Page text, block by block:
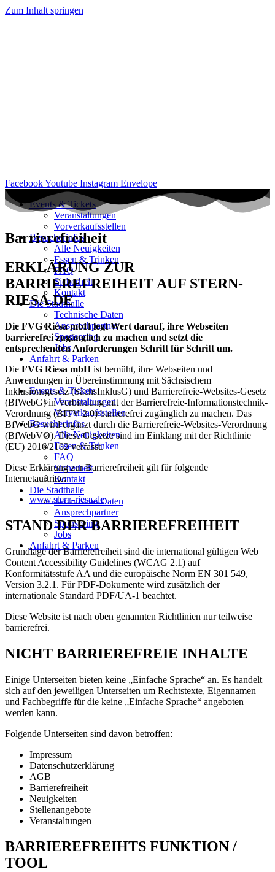
Zum Inhalt springen
Events & Tickets
Veranstaltungen
Vorverkaufsstellen
Besucherinfos
Alle Neuigkeiten
Essen & Trinken
FAQ
Sicherheit
Kontakt
Die Stadthalle
Technische Daten
Ansprechpartner
Sponsoring
Jobs
Anfahrt & Parken
Events & Tickets
Veranstaltungen
Vorverkaufsstellen
Besucherinfos
Alle Neuigkeiten
Essen & Trinken
FAQ
Sicherheit
Kontakt
Die Stadthalle
Technische Daten
Ansprechpartner
Sponsoring
Jobs
Anfahrt & Parken
FacebookYoutube Instagram Envelope
Barrierefreiheit
ERKLÄRUNG ZUR
BARRIEREFREIHEIT AUF STERN-
RIESA.DE
Die FVG Riesa mbH legt Wert darauf, ihre Webseiten
barrierefrei zugänglich zu machen und setzt die
entsprechenden Anforderungen Schritt für Schritt um.
Die FVG Riesa mbHist bemüht, ihre Webseiten und
Anwendungen in Übereinstimmung mit Sächsischem
Inklusionsgesetz (SächsInklusG) und Barrierefreie-Websites-Gesetz
(BfWebG) in Verbindung mit der Barrierefreie-Informationstechnik-
Verordnung (BITV 2.0) barrierefrei zugänglich zu machen. Das
BfWebG wird ergänzt durch die Barrierefreie-Websites-Verordnung
(BfWebVO). Diese Gesetze sind im Einklang mit der Richtlinie
(EU) 2016/2102 verfasst.
Diese Erklärung zur Barrierefreiheit gilt für folgende
Internetauftritte:
www.stern-riesa.de
STAND DER BARRIEREFREIHEIT
Grundlage der Barrierefreiheit sind die international gültigen Web
Content Accessibility Guidelines (WCAG 2.1) auf
Konformitätsstufe AA und die europäische Norm EN 301 549,
Version 3.2.1. Für PDF-Dokumente wird zusätzlich der
internationale Standard PDF/UA-1 beachtet.
Diese Website ist nach oben genannten Richtlinien nur teilweise
barrierefrei.
NICHT BARRIEREFREIE INHALTE
Einige Unterseiten bieten keine „Einfache Sprache“ an. Es handelt
sich auf den jeweiligen Unterseiten um Rechtstexte, Eigennamen
und Fachbegriffe für die keine „Einfache Sprache“ angeboten
werden kann.
Folgende Unterseiten sind davon betroffen:
Impressum
Datenschutzerklärung
AGB
Barrierefreiheit
Neuigkeiten
Stellenangebote
Veranstaltungen
BARRIEREFREIHTS FUNKTION /
TOOL